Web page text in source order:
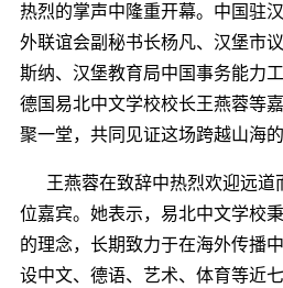
热烈的掌声中隆重开幕。中国驻
外联谊会副秘书长杨凡、汉堡市
斯纳、汉堡教育局中国事务能力
德国易北中文学校校长王燕蓉等
聚一堂，共同见证这场跨越山海的
王燕蓉在致辞中热烈欢迎远道
位嘉宾。她表示，易北中文学校
的理念，长期致力于在海外传播
设中文、德语、艺术、体育等近